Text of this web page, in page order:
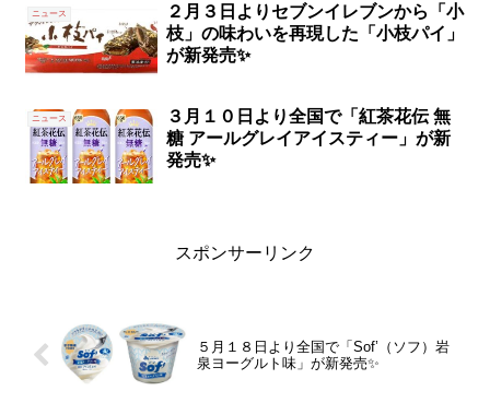
ニュース
２月３日よりセブンイレブンから「小
枝」の味わいを再現した「小枝パイ」
が新発売✨
ニュース
３月１０日より全国で「紅茶花伝 無
糖 アールグレイアイスティー」が新
発売✨
スポンサーリンク
５月１８日より全国で「Sof’（ソフ）岩
泉ヨーグルト味」が新発売✨